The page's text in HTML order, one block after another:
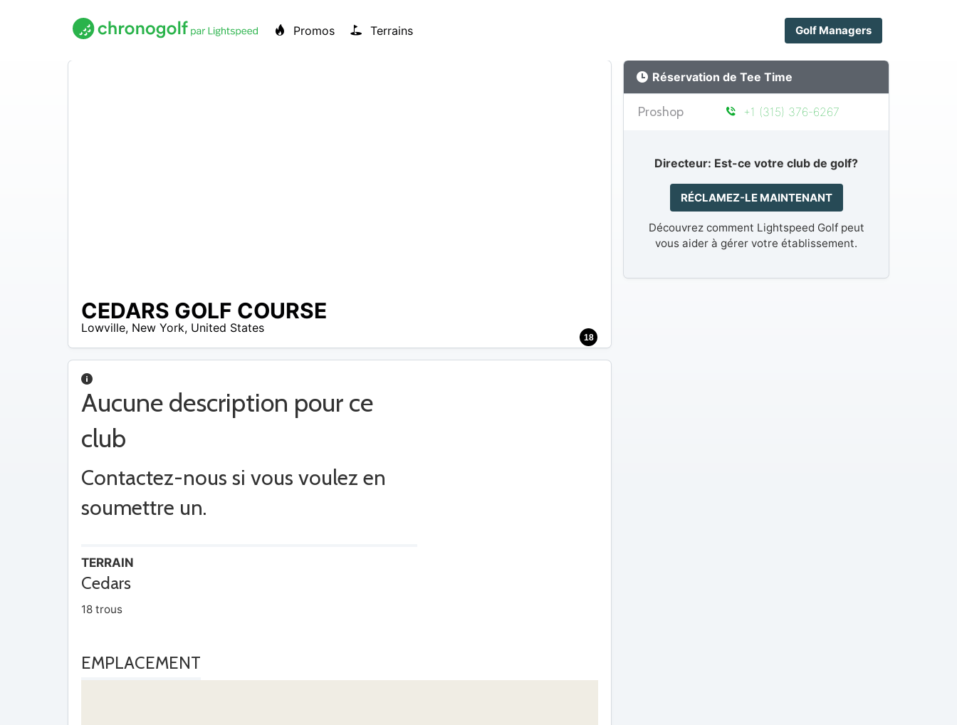
Promos Terrains Golf Managers
18
CEDARS GOLF COURSE
Lowville, New York, United States
Aucune description pour ce
club
Contactez-nous si vous voulez en
soumettre un.
TERRAIN
Cedars
18 trous
EMPLACEMENT
Réservation de Tee Time
Proshop +1 (315) 376-6267
Directeur: Est-ce votre club de golf?
RÉCLAMEZ-LE MAINTENANT
Découvrez comment Lightspeed Golf peut
vous aider à gérer votre établissement.